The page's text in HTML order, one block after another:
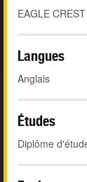
EAGLE
Langues
Anglais
Études
Diplôme